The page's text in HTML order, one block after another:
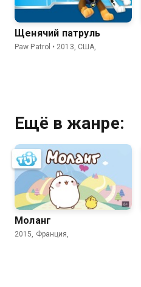
Щенячий патруль
Paw Patrol • 2013, США,
Ещё в жанре:
Моланг
2015, Франция,